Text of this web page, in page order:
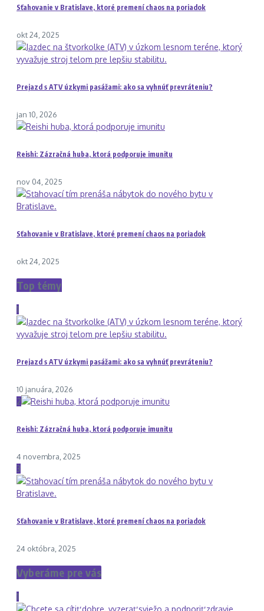
Sťahovanie v Bratislave, ktoré premení chaos na poriadok
okt 24, 2025
Prejazd s ATV úzkymi pasážami: ako sa vyhnúť prevráteniu?
jan 10, 2026
Reishi: Zázračná huba, ktorá podporuje imunitu
nov 04, 2025
Sťahovanie v Bratislave, ktoré premení chaos na poriadok
okt 24, 2025
Top témy
1
Prejazd s ATV úzkymi pasážami: ako sa vyhnúť prevráteniu?
10 januára, 2026
2
Reishi: Zázračná huba, ktorá podporuje imunitu
4 novembra, 2025
3
Sťahovanie v Bratislave, ktoré premení chaos na poriadok
24 októbra, 2025
Vyberáme pre vás
1